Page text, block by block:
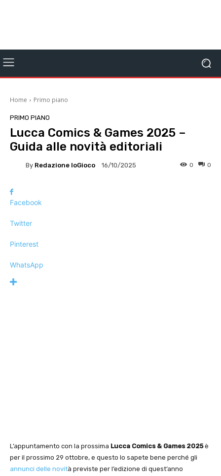
Home Primo piano
PRIMO PIANO
Lucca Comics & Games 2025 –
Guida alle novità editoriali
By Redazione IoGioco 16/10/2025 0
0
Facebook
Twitter
Pinterest
WhatsApp
L’appuntamento con la prossima Lucca Comics & Games 2025è
per il prossimo 29 ottobre, e questo lo sapete bene perché gli
annunci delle novità previste per l’edizione di quest’anno